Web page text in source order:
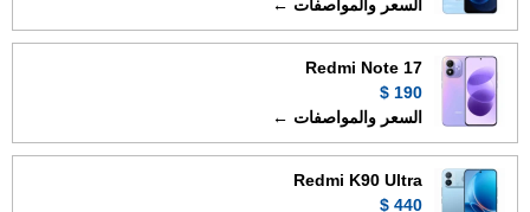
السعر والمواصفات ←
Redmi Note 17
190 $
السعر والمواصفات ←
Redmi K90 Ultra
440 $